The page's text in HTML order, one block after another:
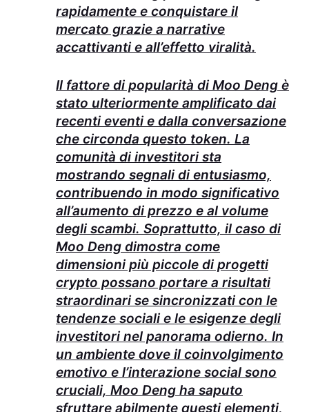
rapidamente e conquistare il
mercato grazie a narrative
accattivanti e all’effetto viralità.
Il fattore di popularità di Moo Deng è
stato ulteriormente amplificato dai
recenti eventi e dalla conversazione
che circonda questo token. La
comunità di investitori sta
mostrando segnali di entusiasmo,
contribuendo in modo significativo
all’aumento di prezzo e al volume
degli scambi. Soprattutto, il caso di
Moo Deng dimostra come
dimensioni più piccole di progetti
crypto possano portare a risultati
straordinari se sincronizzati con le
tendenze sociali e le esigenze degli
investitori nel panorama odierno. In
un ambiente dove il coinvolgimento
emotivo e l’interazione social sono
cruciali, Moo Deng ha saputo
sfruttare abilmente questi elementi,